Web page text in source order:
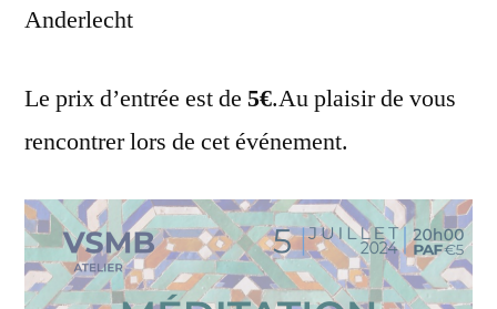
Anderlecht
Le prix d’entrée est de 5€.Au plaisir de vous
rencontrer lors de cet événement.